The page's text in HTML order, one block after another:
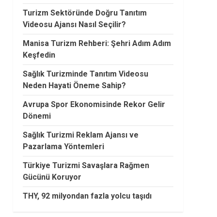
Turizm Sektöründe Doğru Tanıtım
Videosu Ajansı Nasıl Seçilir?
Manisa Turizm Rehberi: Şehri Adım Adım
Keşfedin
Sağlık Turizminde Tanıtım Videosu
Neden Hayati Öneme Sahip?
Avrupa Spor Ekonomisinde Rekor Gelir
Dönemi
Sağlık Turizmi Reklam Ajansı ve
Pazarlama Yöntemleri
Türkiye Turizmi Savaşlara Rağmen
Gücünü Koruyor
THY, 92 milyondan fazla yolcu taşıdı